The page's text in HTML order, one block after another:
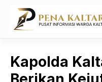
Langsung
Kapolda